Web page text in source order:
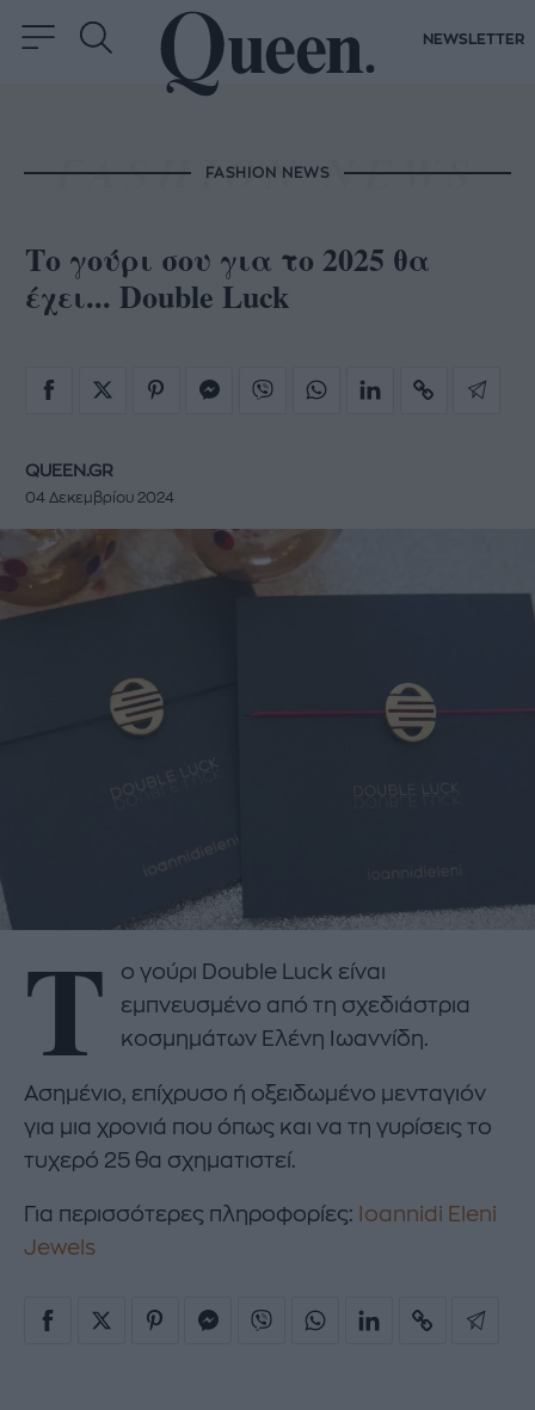
NEWSLETTER
FASHION NEWS
Το γούρι σου για το 2025 θα
έχει... Double Luck
QUEEN.GR
04 Δεκεμβρίου 2024
Τ
ο γούρι Double Luck είναι
εμπνευσμένο από τη σχεδιάστρια
κοσμημάτων Ελένη Ιωαννίδη.
Ασημένιο, επίχρυσο ή οξειδωμένο μενταγιόν
για μια χρονιά που όπως και να τη γυρίσεις το
τυχερό 25 θα σχηματιστεί.
Για περισσότερες πληροφορίες:
Ioannidi Eleni
Jewels